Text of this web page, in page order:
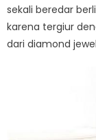
sekali beredar
karena tergiur
dari diamond